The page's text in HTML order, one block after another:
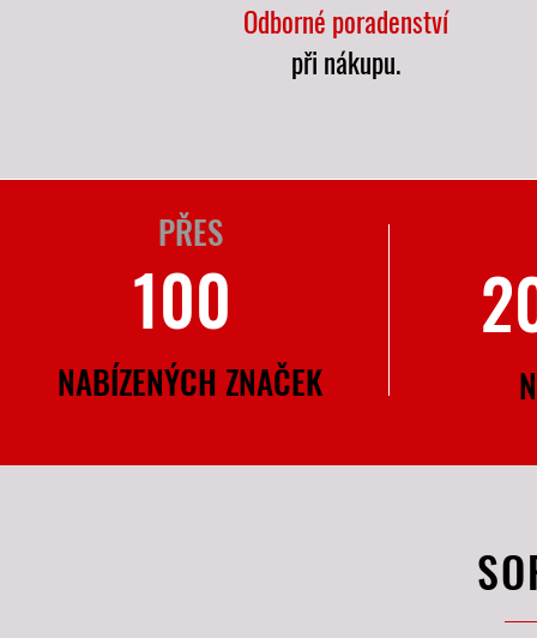
Odborné poradenství
při nákupu.
PŘES​
100
NABÍZENÝCH ZNAČEK